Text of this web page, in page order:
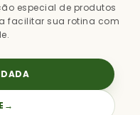
especial de produtos
facilitar sua rotina com
→